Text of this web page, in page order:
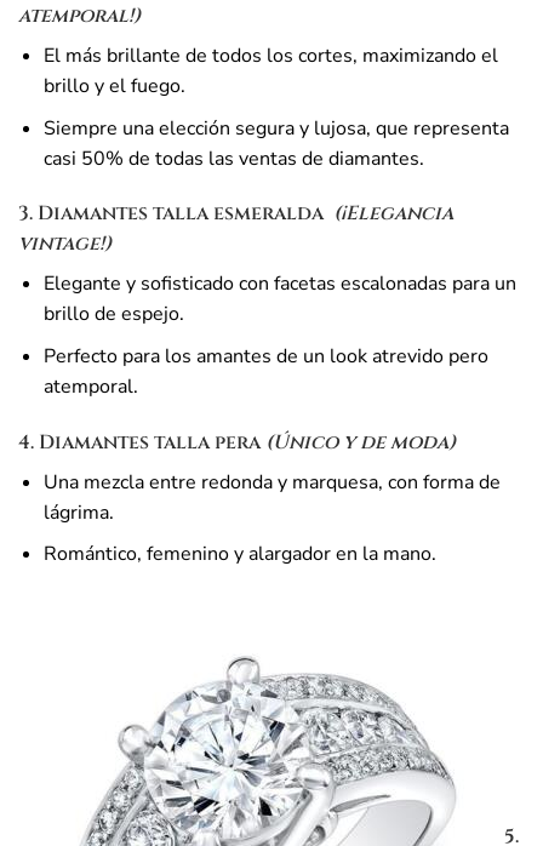
atemporal!)
El más brillante de todos los cortes, maximizando el
brillo y el fuego.
Siempre una elección segura y lujosa, que representa
casi 50% de todas las ventas de diamantes.
3. Diamantes talla esmeralda️ (¡Elegancia
vintage!)
Elegante y sofisticado con facetas escalonadas para un
brillo de espejo.
Perfecto para los amantes de un look atrevido pero
atemporal.
4. Diamantes talla pera (Único y de moda)
Una mezcla entre redonda y marquesa, con forma de
lágrima.
Romántico, femenino y alargador en la mano.
5.